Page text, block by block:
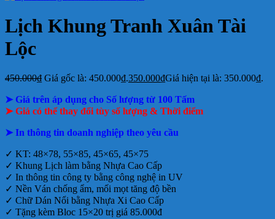
Lịch Khung Tranh Xuân Tài
Lộc
450.000₫ Giá gốc là: 450.000₫.350.000₫Giá hiện tại là: 350.000₫.
➤ Giá trên áp dụng cho Số lượng từ 100 Tấm
➤ Giá có thể thay đổi tùy số lượng & Thời điểm
➤ In thông tin doanh nghiệp theo yêu cầu
✓ KT: 48×78, 55×85, 45×65, 45×75
✓ Khung Lịch làm bằng Nhựa Cao Cấp
✓ In thông tin công ty bằng công nghệ in UV
✓ Nền Ván chống ẩm, mối mọt tăng độ bền
✓ Chữ Dán Nổi bằng Nhựa Xi Cao Cấp
✓ Tặng kèm Bloc 15×20 trị giá 85.000đ